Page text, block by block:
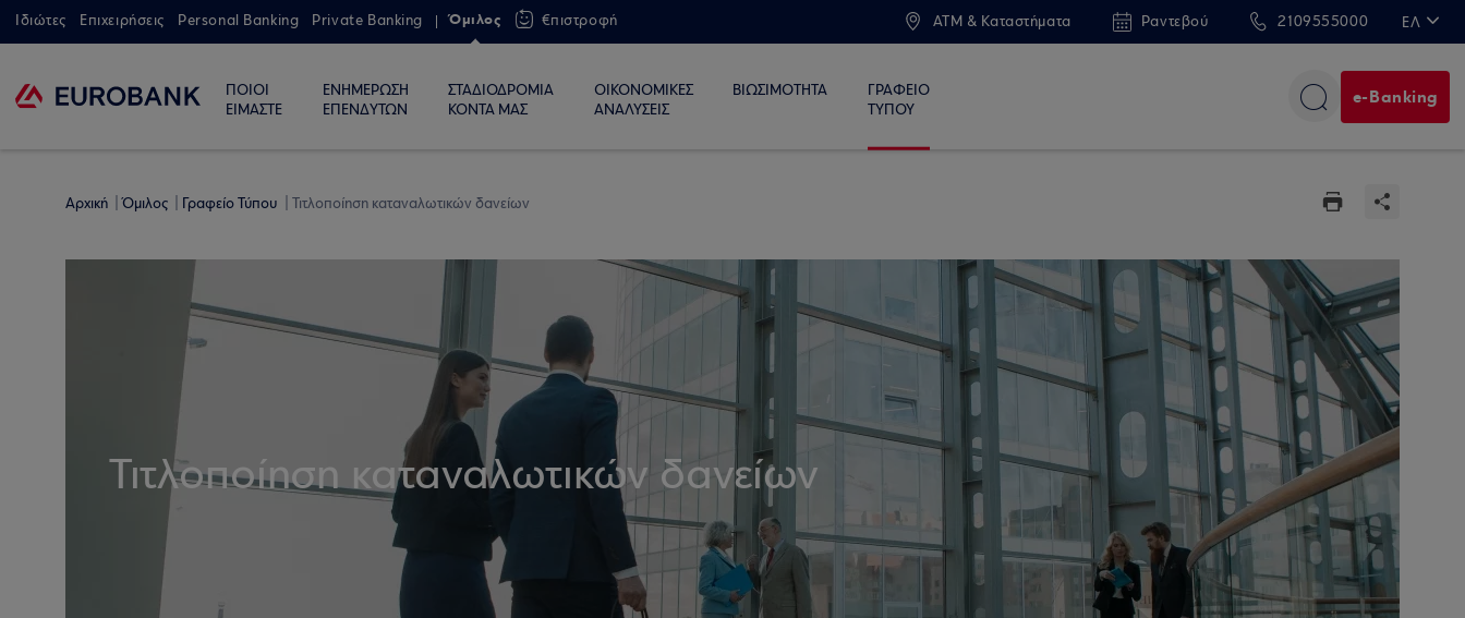
Ιδιώτες Επιχειρήσεις Personal Banking Private Banking Όμιλος €πιστροφή ATM & Καταστήματα Ραντεβού 2109555000 ΕΛ
ΠΟΙΟΙ
ΕΙΜΑΣΤΕ
ΕΝΗΜΕΡΩΣΗ
ΕΠΕΝΔΥΤΩΝ
ΣΤΑΔΙΟΔΡΟΜΙΑ
ΚΟΝΤΑ ΜΑΣ
ΟΙΚΟΝΟΜΙΚΕΣ
ΑΝΑΛΥΣΕΙΣ
ΒΙΩΣΙΜΟΤΗΤΑ
ΓΡΑΦΕΙΟ
ΤΥΠΟΥ
e-Banking
Αρχική Όμιλος Γραφείο Τύπου Τιτλοποίηση καταναλωτικών δανείων
Τιτλοποίηση καταναλωτικών δανείων